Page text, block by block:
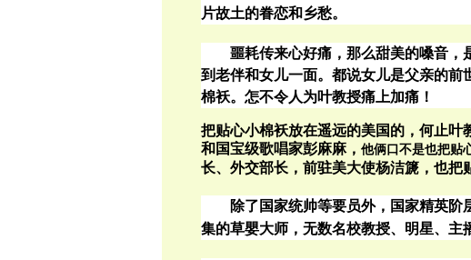
片故土的眷恋和乡愁。
噩耗传来心好痛，那么甜美的嗓音，
到老伴和女儿一面。都说女儿是父亲的
棉袄。怎不令人为叶教授痛上加痛！
把贴心小棉袄放在遥远的美国的，何止叶
和国宝级歌唱家彭麻麻， 他俩口 不是也把贴
长、外交部长，前驻美大使杨洁篪，也把
除了国家统帅等要员外，国家精英阶
集的草嬰大师，无数名校教授、明星、主